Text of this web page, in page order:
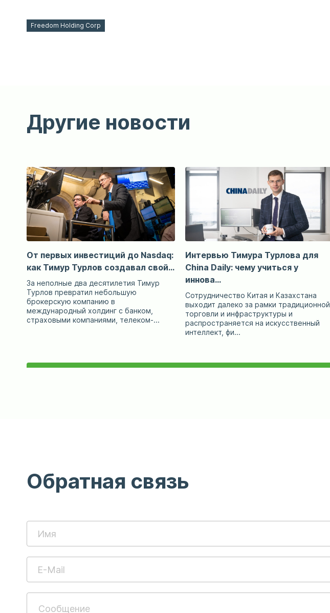
Freedom Holding Corp
Другие новости
От первых инвестиций до Nasdaq:
как Тимур Турлов создавал свой...
За неполные два десятилетия Тимур
Турлов превратил небольшую
брокерскую компанию в
международный холдинг с банком,
страховыми компаниями, телеком-...
Интервью Тимура Турлова для
China Daily: чему учиться у
иннова...
Сотрудничество Китая и Казахстана
выходит далеко за рамки традиционной
торговли и инфраструктуры и
распространяется на искусственный
интеллект, фи...
Обратная связь